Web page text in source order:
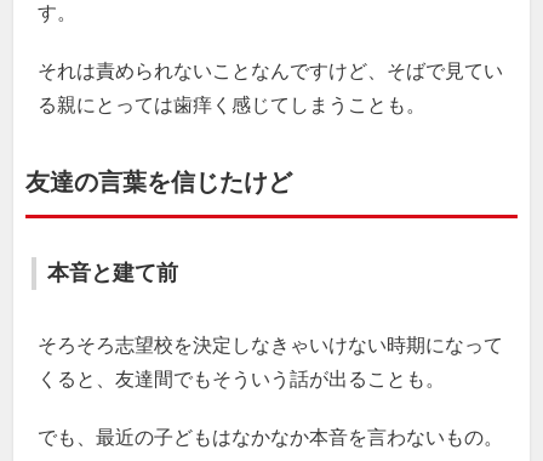
す。
それは責められないことなんですけど、そばで見てい
る親にとっては歯痒く感じてしまうことも。
友達の言葉を信じたけど
本音と建て前
そろそろ志望校を決定しなきゃいけない時期になって
くると、友達間でもそういう話が出ることも。
でも、最近の子どもはなかなか本音を言わないもの。